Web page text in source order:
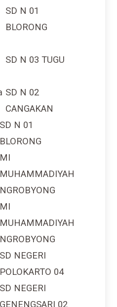
SD N 01
BLORONG
SD N 03 TUGU
SD N 02
CANGAKAN
SD N 01
BLORONG
MI
MUHAMMADIYAH
NGROBYONG
MI
MUHAMMADIYAH
NGROBYONG
SD NEGERI
POLOKARTO 04
SD NEGERI
GENENGSARI 02